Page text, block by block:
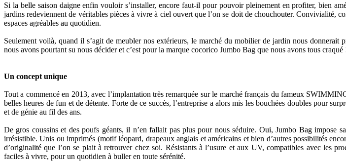
Si la belle saison daigne enfin vouloir s’installer, encore faut-il pour pouvoir pleinement en profiter, bien
jardins redeviennent de véritables pièces à vivre à ciel ouvert que l’on se doit de chouchouter. Convivialité,
espaces agréables au quotidien.
Seulement voilà, quand il s’agit de meubler nos extérieurs, le marché du mobilier de jardin nous
nous avons pourtant su nous décider et c’est pour la marque cocorico Jumbo Bag que nous avons tous craqué
Un concept unique
Tout a commencé en 2013, avec l’implantation très remarquée sur le marché français du fameux
belles heures de fun et de détente. Forte de ce succès, l’entreprise a alors mis les bouchées doubles pour
et de génie au fil des ans.
De gros coussins et des poufs géants, il n’en fallait pas plus pour nous séduire. Oui, Jumbo Bag impose
irrésistible. Unis ou imprimés (motif léopard, drapeaux anglais et américains et bien d’autres possibilités
d’originalité que l’on se plait à retrouver chez soi. Résistants à l’usure et aux UV, compatibles avec les
faciles à vivre, pour un quotidien à buller en toute sérénité.